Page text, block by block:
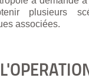
plusieurs
associées.